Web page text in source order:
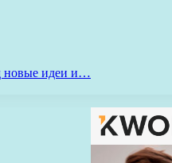
новые идеи и…